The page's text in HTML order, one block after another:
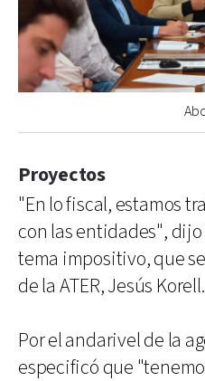
Proyectos
"En lo fiscal, estamos
con las entidades",
tema impositivo, que
de la ATER, Jesús Korell.
Por el andarivel de la
especificó que